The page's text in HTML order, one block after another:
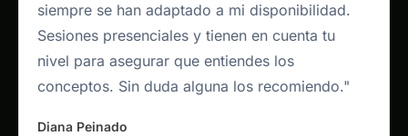
siempre se han adaptado a mi disponibilidad.
Sesiones presenciales y tienen en cuenta tu
nivel para asegurar que entiendes los
conceptos. Sin duda alguna los recomiendo."
Diana Peinado